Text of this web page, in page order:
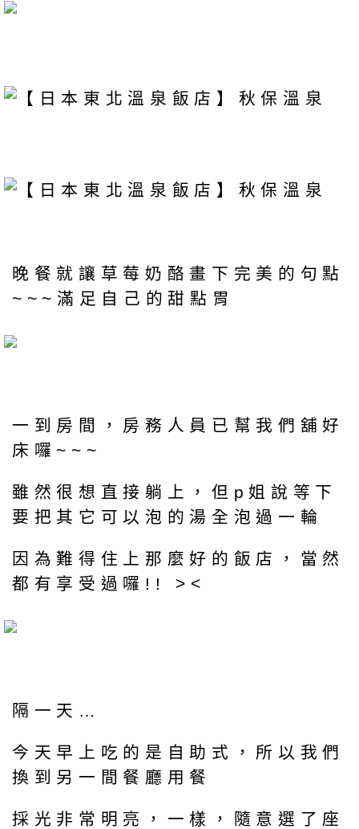
晚餐就讓草莓奶酪畫下完美的句點
~~~滿足自己的甜點胃
一到房間，房務人員已幫我們舖好
床囉~~~
雖然很想直接躺上，但p姐說等下
要把其它可以泡的湯全泡過一輪
因為難得住上那麼好的飯店，當然
都有享受過囉!! ><
隔一天…
今天早上吃的是自助式，所以我們
換到另一間餐廳用餐
採光非常明亮，一樣，隨意選了座